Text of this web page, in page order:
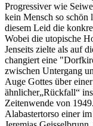
Progressiver wie
kein Mensch so schön
diesem Leid die
Wobei die utopische
Jenseits zielte als auf
changiert eine
zwischen Untergang
Auge Gottes über
ähnlicher„Rückfall“
Zeitenwende von
Alabastertorso einer